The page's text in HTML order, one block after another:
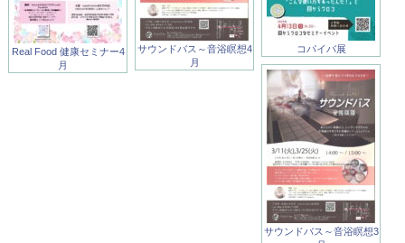
Real Food 健康セミナー4
月
サウンドバス～音浴瞑想4
月
コパイバ展
サウンドバス～音浴瞑想3